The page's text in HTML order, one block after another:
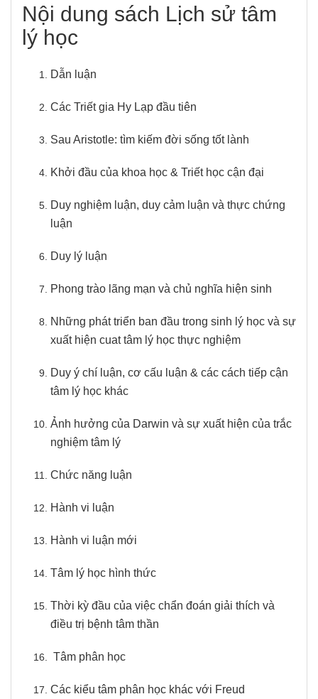
Nội dung sách Lịch sử tâm
lý học
Dẫn luận
Các Triết gia Hy Lạp đầu tiên
Sau Aristotle: tìm kiếm đời sống tốt lành
Khởi đầu của khoa học & Triết học cận đại
Duy nghiệm luận, duy cảm luận và thực chứng
luận
Duy lý luận
Phong trào lãng mạn và chủ nghĩa hiện sinh
Những phát triển ban đầu trong sinh lý học và sự
xuất hiện cuat tâm lý học thực nghiệm
Duy ý chí luận, cơ cấu luận & các cách tiếp cận
tâm lý học khác
Ảnh hưởng của Darwin và sự xuất hiện của trắc
nghiệm tâm lý
Chức năng luận
Hành vi luận
Hành vi luận mới
Tâm lý học hình thức
Thời kỳ đầu của việc chẩn đoán giải thích và
điều trị bệnh tâm thần
Tâm phân học
Các kiểu tâm phân học khác với Freud